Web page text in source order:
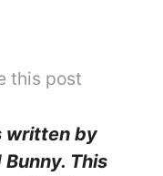
this post
written by
Bunny. This